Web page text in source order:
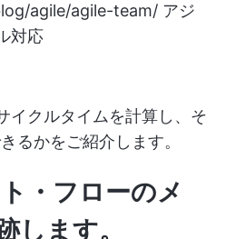
agile/agile-team/ アジ
対応
イクルタイムを計算し、そ
るかをご紹介します。
・フローのメ
します。